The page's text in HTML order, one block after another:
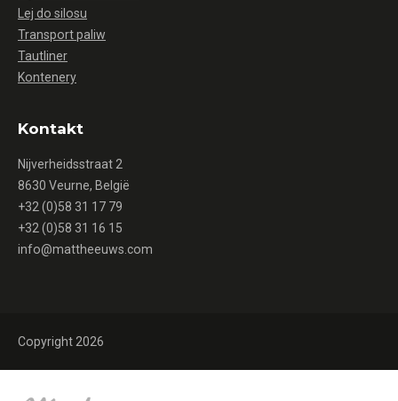
Lej do silosu
Transport paliw
Tautliner
Kontenery
Kontakt
Nijverheidsstraat 2
8630 Veurne, België
+32 (0)58 31 17 79
+32 (0)58 31 16 15
info@mattheeuws.com
Copyright 2026